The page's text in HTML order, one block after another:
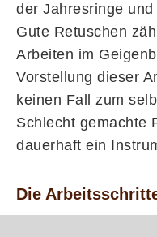
der Jahresringe
Gute Retuschen
Arbeiten im
Vorstellung dieser
keinen Fall zum
Schlecht gemachte
dauerhaft ein
Die